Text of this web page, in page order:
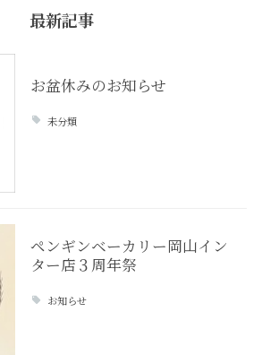
最新記事
お盆休みのお知らせ
未分類
ペンギンベーカリー岡山イン
ター店３周年祭
お知らせ